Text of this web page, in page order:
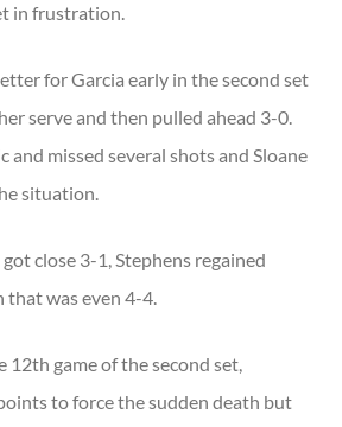
in frustration.
for Garcia early in the second set
serve and then pulled ahead 3-0.
and missed several shots and Sloane
situation.
close 3-1, Stephens regained
was even 4-4.
12th game of the second set,
to force the sudden death but